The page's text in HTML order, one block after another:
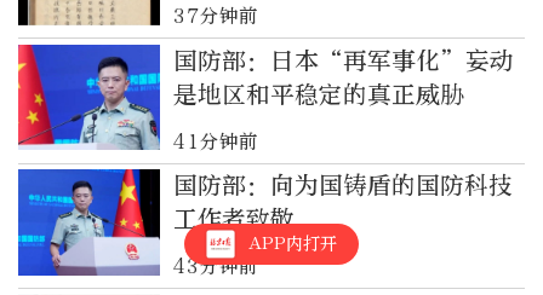
37分钟前
国防部：日本“再军事化”妄动
是地区和平稳定的真正威胁
41分钟前
国防部：向为国铸盾的国防科技
工作者致敬
43分钟前
APP内打开